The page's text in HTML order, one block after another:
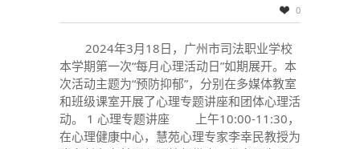
0
2024年3月18日，广州市司法职业学校
本学期第一次“每月心理活动日”如期展开。本
次活动主题为“预防抑郁”，分别在多媒体教室
和班级课室开展了心理专题讲座和团体心理活
动。 1 心理专题讲座 上午10:00-11:30，
在心理健康中心，慧苑心理专家李幸民教授为